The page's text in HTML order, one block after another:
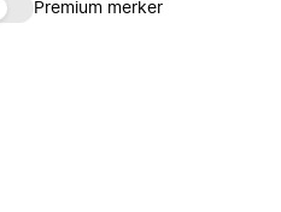
Premium merker